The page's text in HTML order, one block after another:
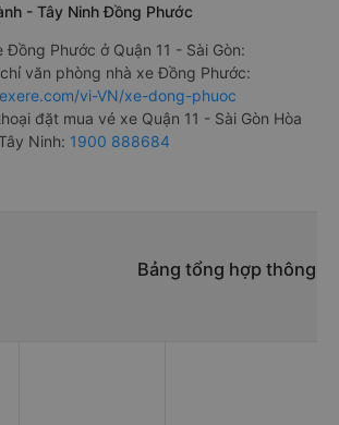
- Tây Ninh Đồng Phước
Đồng Phước ở Quận 11 - Sài Gòn:
văn phòng nhà xe Đồng Phước:
vi-VN/xe-dong-phuoc
đặt mua vé xe Quận 11 - Sài Gòn Hòa
Ninh: 1900 888684
Bảng tổng hợp thông